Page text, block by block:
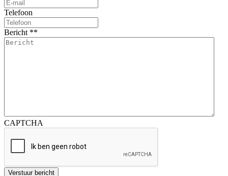
Telefoon
Bericht **
CAPTCHA